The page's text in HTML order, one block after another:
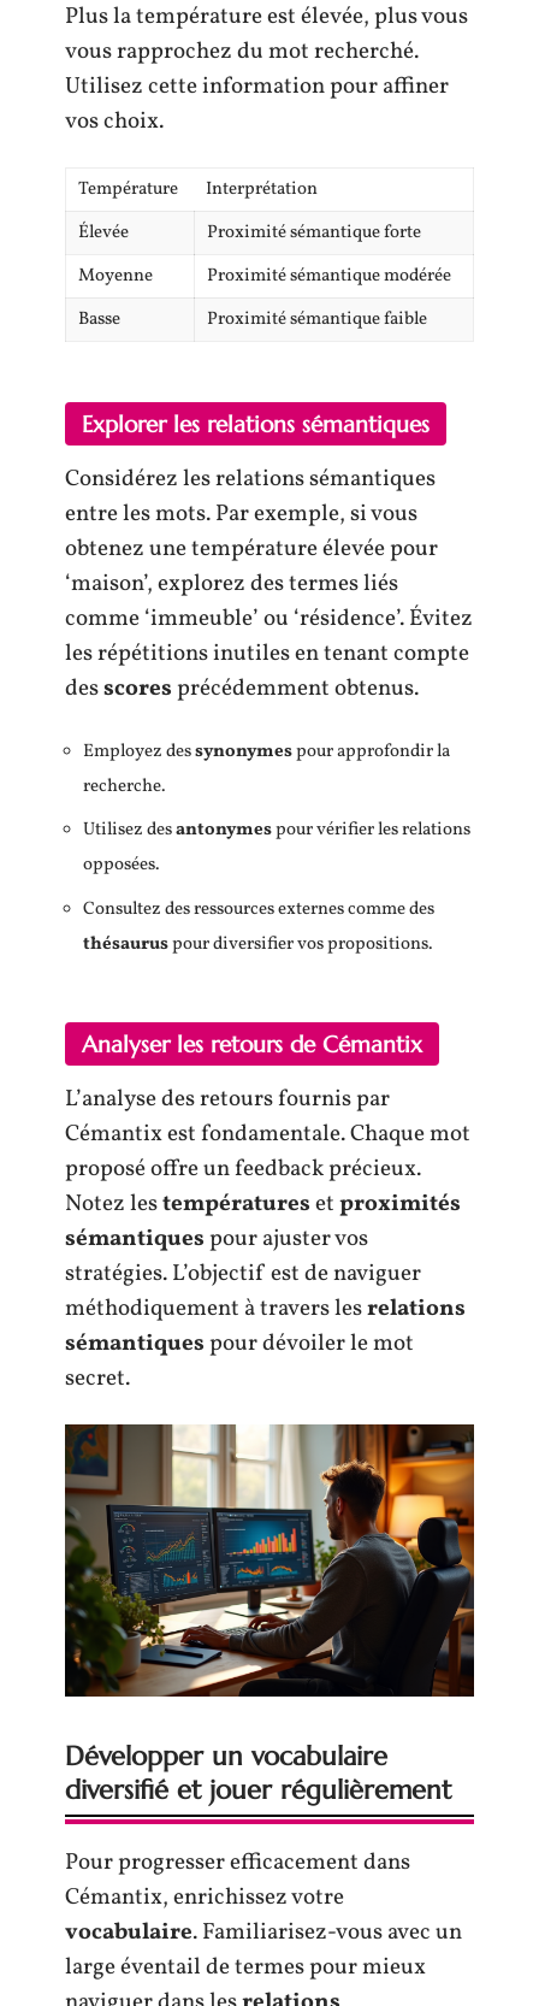
Plus la température est élevée, plus vous
vous rapprochez du mot recherché.
Utilisez cette information pour affiner
vos choix.
Température
Interprétation
Élevée
Proximité sémantique forte
Moyenne
Proximité sémantique modérée
Basse
Proximité sémantique faible
Explorer les relations sémantiques
Considérez les relations sémantiques
entre les mots. Par exemple, si vous
obtenez une température élevée pour
‘maison’, explorez des termes liés
comme ‘immeuble’ ou ‘résidence’. Évitez
les répétitions inutiles en tenant compte
desscoresprécédemment obtenus.
Employez dessynonymespour approfondir la
recherche.
Utilisez desantonymespour vérifier les relations
opposées.
Consultez des ressources externes comme des
thésauruspour diversifier vos propositions.
Analyser les retours de Cémantix
L’analyse des retours fournis par
Cémantix est fondamentale. Chaque mot
proposé offre un feedback précieux.
Notez lestempératuresetproximités
sémantiquespour ajuster vos
stratégies. L’objectif est de naviguer
méthodiquement à travers lesrelations
sémantiquespour dévoiler le mot
secret.
Développer un vocabulaire
diversifié et jouer régulièrement
Pour progresser efficacement dans
Cémantix, enrichissez votre
vocabulaire. Familiarisez-vous avec un
large éventail de termes pour mieux